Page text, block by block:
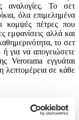
αναλογίες. Το σετ
όλα επιμελημένα
κομψές πέτρες που
εμφανίσεις αλλά και
το σετ
ή για να απογειώσετε
Verorama εγγυάται
λεπτομέρεια σε κάθε